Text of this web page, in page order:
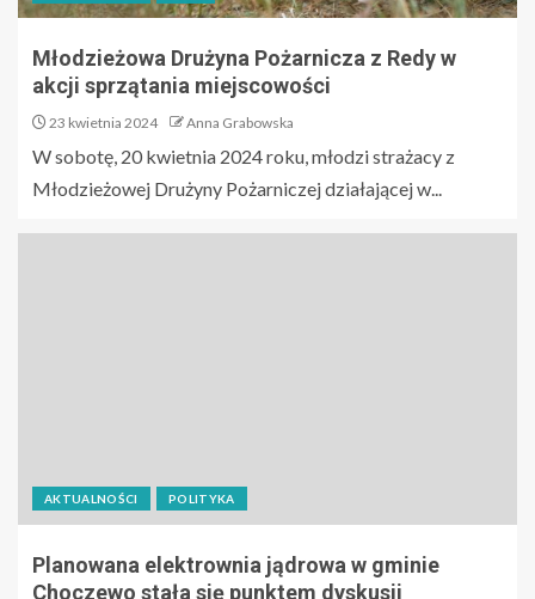
Młodzieżowa Drużyna Pożarnicza z Redy w
akcji sprzątania miejscowości
23 kwietnia 2024 Anna Grabowska
W sobotę, 20 kwietnia 2024 roku, młodzi strażacy z
Młodzieżowej Drużyny Pożarniczej działającej w...
AKTUALNOŚCI POLITYKA
Planowana elektrownia jądrowa w gminie
Choczewo stała się punktem dyskusji